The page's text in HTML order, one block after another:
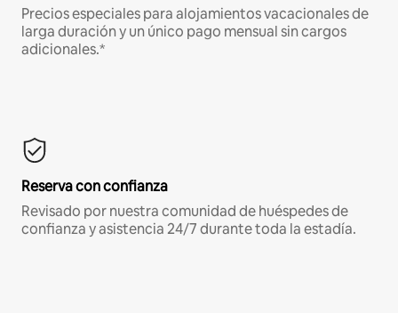
Precios especiales para alojamientos vacacionales de
larga duración y un único pago mensual sin cargos
adicionales.*
Reserva con confianza
Revisado por nuestra comunidad de huéspedes de
confianza y asistencia 24/7 durante toda la estadía.